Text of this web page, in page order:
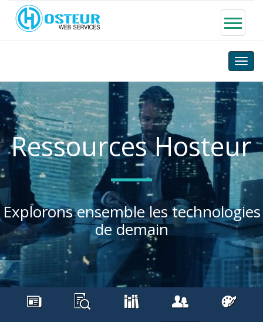
Toggle
Ressources Hosteur
Explorons ensemble les technologies
de demain